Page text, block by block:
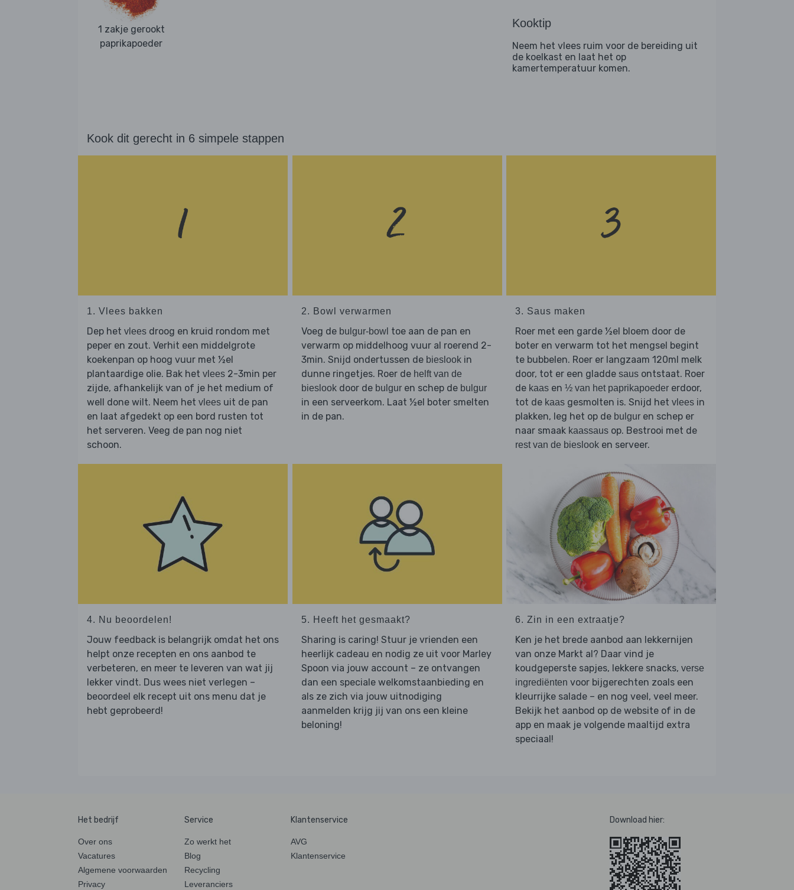
1 zakje gerookt
paprikapoeder
Kooktip
Neem het vlees ruim voor de bereiding uit
de koelkast en laat het op
kamertemperatuur komen.
Kook dit gerecht in 6 simpele stappen
1. Vlees bakken
Dep het vlees droog en kruid rondom met
peper en zout. Verhit een middelgrote
koekenpan op hoog vuur met ½el
plantaardige olie. Bak het vlees 2-3min per
zijde, afhankelijk van of je het medium of
well done wilt. Neem het vlees uit de pan
en laat afgedekt op een bord rusten tot
het serveren. Veeg de pan nog niet
schoon.
2. Bowl verwarmen
Voeg de bulgur-bowl toe aan de pan en
verwarm op middelhoog vuur al roerend 2-
3min. Snijd ondertussen de bieslookin
dunne ringetjes. Roer de helft van de
bieslookdoor de bulguren schep de bulgur
in een serveerkom. Laat ½el boter smelten
in de pan.
3. Saus maken
Roer met een garde ½el bloem door de
boter en verwarm tot het mengsel begint
te bubbelen. Roer er langzaam 120ml melk
door, tot er een gladde saus ontstaat. Roer
de kaas en ½ van het paprikapoeder erdoor,
tot de kaas gesmolten is. Snijd het vlees in
plakken, leg het op de bulgur en schep er
naar smaak kaassaus op. Bestrooi met de
rest van de bieslook en serveer.
4. Nu beoordelen!
Jouw feedback is belangrijk omdat het ons
helpt onze recepten en ons aanbod te
verbeteren, en meer te leveren van wat jij
lekker vindt. Dus wees niet verlegen –
beoordeel elk recept uit ons menu dat je
hebt geprobeerd!
5. Heeft het gesmaakt?
Sharing is caring! Stuur je vrienden een
heerlijk cadeau en nodig ze uit voor Marley
Spoon via jouw account – ze ontvangen
dan een speciale welkomstaanbieding en
als ze zich via jouw uitnodiging
aanmelden krijg jij van ons een kleine
beloning!
6. Zin in een extraatje?
Ken je het brede aanbod aan lekkernijen
van onze Markt al? Daar vind je
koudgeperste sapjes, lekkere snacks, verse
ingrediënten voor bijgerechten zoals een
kleurrijke salade – en nog veel, veel meer.
Bekijk het aanbod op de website of in de
app en maak je volgende maaltijd extra
speciaal!
Het bedrijf
Over ons
Vacatures
Algemene voorwaarden
Privacy
Service
Zo werkt het
Blog
Recycling
Leveranciers
Klantenservice
AVG
Klantenservice
Download hier: